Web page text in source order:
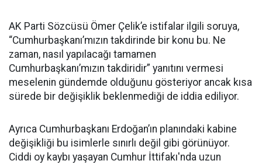
AK Parti Sözcüsü Ömer Çelik’e istifalar ilgili soruya,
“Cumhurbaşkanı’mızın takdirinde bir konu bu. Ne
zaman, nasıl yapılacağı tamamen
Cumhurbaşkanı’mızın takdiridir” yanıtını vermesi
meselenin gündemde olduğunu gösteriyor ancak kısa
sürede bir değişiklik beklenmediği de iddia ediliyor.
Ayrıca Cumhurbaşkanı Erdoğan’ın planındaki kabine
değişikliği bu isimlerle sınırlı değil gibi görünüyor.
Ciddi oy kaybı yaşayan Cumhur İttifakı'nda uzun